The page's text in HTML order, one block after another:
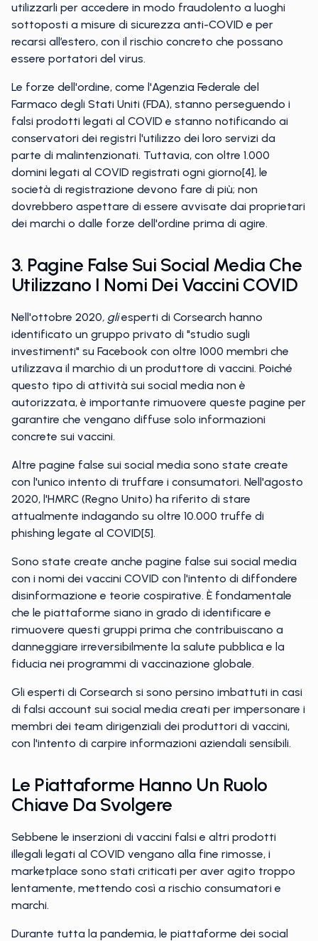
utilizzarli per accedere in modo fraudolento a luoghi
sottoposti a misure di sicurezza anti-COVID e per
recarsi all’estero, con il rischio concreto che possano
essere portatori del virus.
Le forze dell'ordine, come l'Agenzia Federale del
Farmaco degli Stati Uniti (FDA), stanno perseguendo i
falsi prodotti legati al COVID e stanno notificando ai
conservatori dei registri l'utilizzo dei loro servizi da
parte di malintenzionati. Tuttavia, con oltre 1.000
domini legati al COVID registrati ogni giorno[4], le
società di registrazione devono fare di più; non
dovrebbero aspettare di essere avvisate dai proprietari
dei marchi o dalle forze dell'ordine prima di agire.
3. Pagine False Sui Social Media Che
Utilizzano I Nomi Dei Vaccini COVID
Nell'ottobre 2020, gliesperti di Corsearch hanno
identificato un gruppo privato di "studio sugli
investimenti" su Facebook con oltre 1000 membri che
utilizzava il marchio di un produttore di vaccini. Poiché
questo tipo di attività sui social media non è
autorizzata, è importante rimuovere queste pagine per
garantire che vengano diffuse solo informazioni
concrete sui vaccini.
Altre pagine false sui social media sono state create
con l'unico intento di truffare i consumatori. Nell'agosto
2020, l'HMRC (Regno Unito) ha riferito di stare
attualmente indagando su oltre 10.000 truffe di
phishing legate al COVID[5].
Sono state create anche pagine false sui social media
con i nomi dei vaccini COVID con l'intento di diffondere
disinformazione e teorie cospirative. È fondamentale
che le piattaforme siano in grado di identificare e
rimuovere questi gruppi prima che contribuiscano a
danneggiare irreversibilmente la salute pubblica e la
fiducia nei programmi di vaccinazione globale.
Gli esperti di Corsearch si sono persino imbattuti in casi
di falsi account sui social media creati per impersonare i
membri dei team dirigenziali dei produttori di vaccini,
con l'intento di carpire informazioni aziendali sensibili.
Le Piattaforme Hanno Un Ruolo
Chiave Da Svolgere
Sebbene le inserzioni di vaccini falsi e altri prodotti
illegali legati al COVID vengano alla fine rimosse, i
marketplace sono stati criticati per aver agito troppo
lentamente, mettendo così a rischio consumatori e
marchi.
Durante tutta la pandemia, le piattaforme dei social